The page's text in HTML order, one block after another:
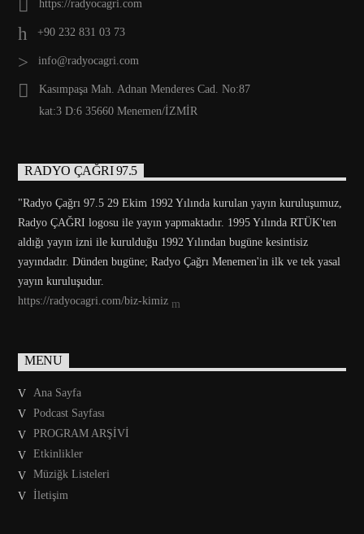
https://radyocagri.com
+90 232 831 03 73
info@radyocagri.com
Kasımpaşa Mah. Adnan Menderes Cad. No:87
kat:3 D:6 35660 Menemen/İZMİR
RADYO ÇAĞRI 97.5
"Radyo Çağrı 97.5 29 Ekim 1992 Yılında kurulan yayın kuruluşumuz,
Radyo ÇAĞRI logosu ile yayın yapmaktadır. 1995 Yılında RTÜK'ten
aldığı yayın izni ile kurulduğu 1992 Yılından bugüne kesintisiz
yayındadır. Dünden bugüne; Radyo Çağrı Menemen'in ilk ve tek yasal
yayın kuruluşudur.
https://radyocagri.com/biz-kimiz
MENU
Ana Sayfa
Podcast Sayfası
PROGRAM ARŞİVİ
Etkinlikler
Müziğk Listeleri
İletişim